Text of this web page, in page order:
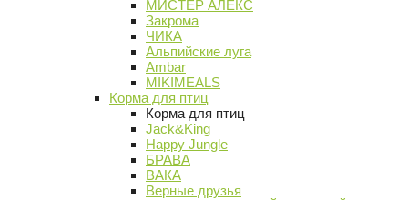
МИСТЕР АЛЕКС
Закрома
ЧИКА
Альпийские луга
Ambar
MIKIMEALS
Корма для птиц
Корма для птиц
Jack&King
Happy Jungle
БРАВА
ВАКА
Верные друзья